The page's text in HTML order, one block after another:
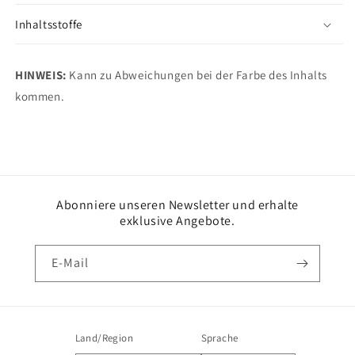
Inhaltsstoffe
HINWEIS: Kann zu Abweichungen bei der Farbe des Inhalts
kommen.
Abonniere unseren Newsletter und erhalte
exklusive Angebote.
E-Mail
Land/Region Sprache